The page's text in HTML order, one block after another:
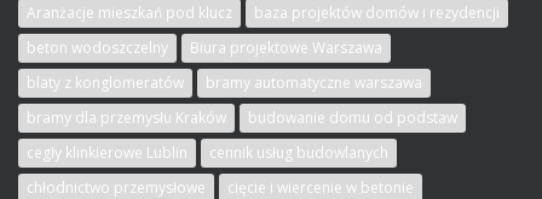
Aranżacje mieszkań pod klucz
baza projektów domów i rezydencji
beton wodoszczelny
Biura projektowe Warszawa
blaty z konglomeratów
bramy automatyczne warszawa
bramy dla przemysłu Kraków
budowanie domu od podstaw
cegły klinkierowe Lublin
cennik usług budowlanych
chłodnictwo przemysłowe
cięcie i wiercenie w betonie